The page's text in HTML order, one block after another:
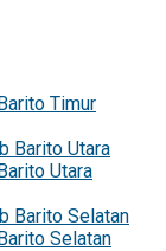
Timur
Barito Utara
Utara
Barito Selatan
Selatan